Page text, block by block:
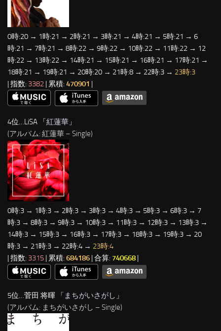
0時:20 → 1時:21 → 2時:21 → 3時:21 → 4時:21 → 5時:21 → 6
時:21 → 7時:21 → 8時:22 → 9時:22 → 10時:22 → 11時:22 → 12
時:22 → 13時:22 → 14時:21 → 15時:21 → 16時:21 → 17時:21 →
18時:21 → 19時:21 → 20時:20 → 21時:8 → 22時:3 → 23時:3
| 指数: 3382 | 累積: 470901
4位…LiSA 「紅蓮華 」
(アルバム: 紅蓮華 – Single)
0時:3 → 1時:3 → 2時:3 → 3時:3 → 4時:3 → 5時:3 → 6時:3 → 7
時:3 → 8時:3 → 9時:3 → 10時:3 → 11時:3 → 12時:3 → 13時:3 →
14時:3 → 15時:3 → 16時:3 → 17時:3 → 18時:3 → 19時:3 → 20
時:3 → 21時:3 → 22時:4 → 23時:4
| 指数: 3315 | 累積: 684186 | 合算: 740668 |
5位…菅田 将暉 「 まちがいさがし 」
(アルバム: まちがいさがし – Single)